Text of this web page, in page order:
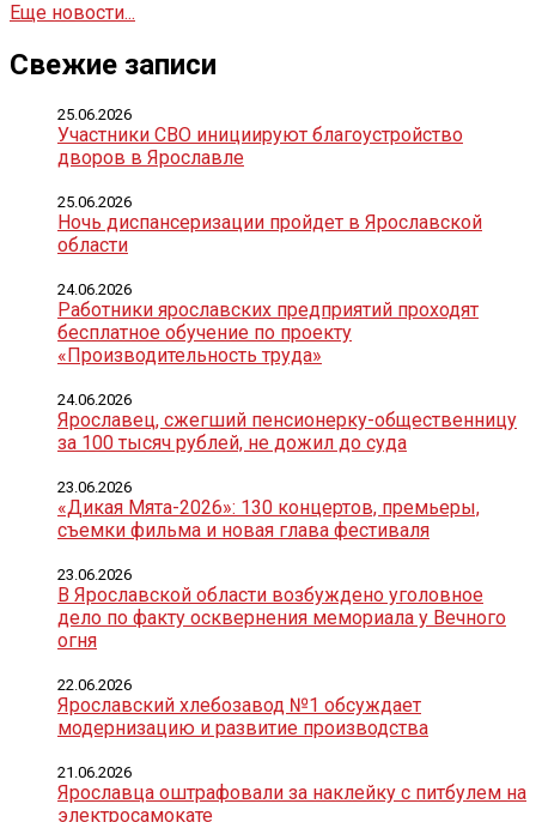
Еще новости...
Свежие записи
Участники СВО инициируют благоустройство
дворов в Ярославле
25.06.2026
Ночь диспансеризации пройдет в Ярославской
области
25.06.2026
Работники ярославских предприятий проходят
бесплатное обучение по проекту
«Производительность труда»
24.06.2026
Ярославец, сжегший пенсионерку-общественницу
за 100 тысяч рублей, не дожил до суда
24.06.2026
«Дикая Мята-2026»: 130 концертов, премьеры,
съемки фильма и новая глава фестиваля
23.06.2026
В Ярославской области возбуждено уголовное
дело по факту осквернения мемориала у Вечного
огня
23.06.2026
Ярославский хлебозавод №1 обсуждает
модернизацию и развитие производства
22.06.2026
Ярославца оштрафовали за наклейку с питбулем на
электросамокате
21.06.2026